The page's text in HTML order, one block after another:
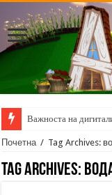
Важноста на
Почетна / Tag Archives:
Tag Archives: